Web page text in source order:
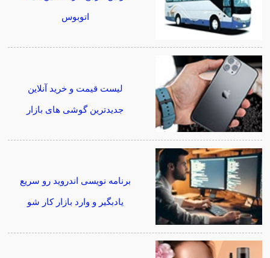
اتوبوس
لیست قیمت و خرید آنلاین
جدیدترین گوشی های بازار
برنامه نویسی اندروید رو سریع
یادبگیر و وارد بازار کار شو